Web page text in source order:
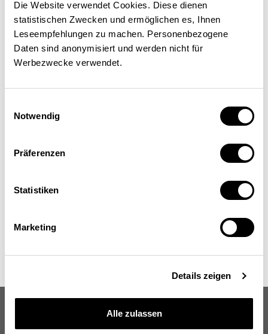
Die Website verwendet Cookies. Diese dienen
statistischen Zwecken und ermöglichen es, Ihnen
Leseempfehlungen zu machen. Personenbezogene
Daten sind anonymisiert und werden nicht für
Werbezwecke verwendet.
Notwendig
Präferenzen
Statistiken
Marketing
Details zeigen
Alle zulassen
Jonas Zaugg